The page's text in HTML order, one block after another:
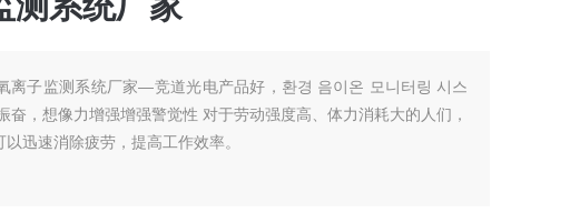
离子监测系统厂家—竞道光电产品好，환경 음이온 모니터링 시스
奋，想像力增强增强警觉性 对于劳动强度高、体力消耗大的人们，
迅速消除疲劳，提高工作效率。